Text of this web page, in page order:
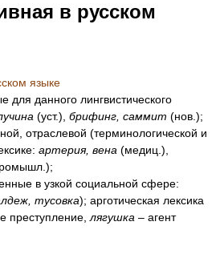
в русском
языке
для данного лингвистического
(уст.), брифинг, саммит (нов.);
отраслевой (терминологической и
артерия, вена (медиц.),
в узкой социальной сфере:
тусовка); арготическая лексика
преступление, лягушка – агент